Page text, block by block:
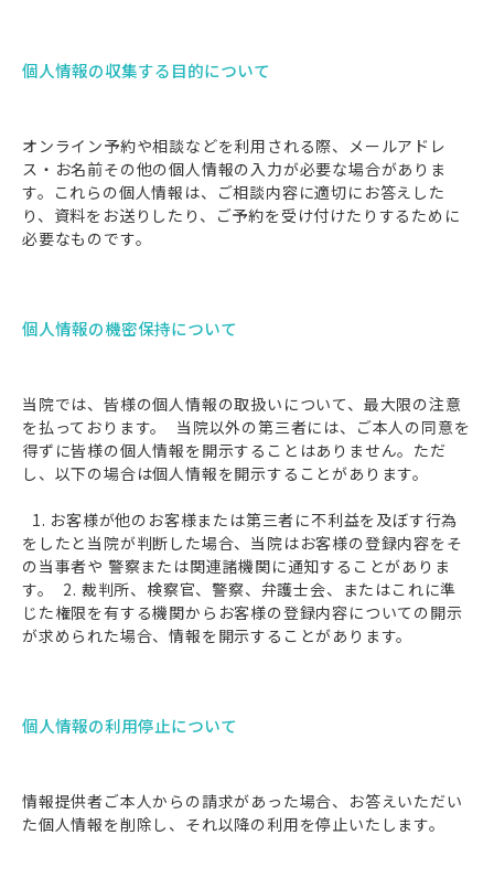
個人情報の収集する目的について
オンライン予約や相談などを利用される際、メールアドレ
ス・お名前その他の個人情報の入力が必要な場合がありま
す。これらの個人情報は、ご相談内容に適切にお答えした
り、資料をお送りしたり、ご予約を受け付けたりするために
必要なものです。
個人情報の機密保持について
当院では、皆様の個人情報の取扱いについて、最大限の注意
を払っております。 当院以外の第三者には、ご本人の同意を
得ずに皆様の個人情報を開示することはありません。ただ
し、以下の場合は個人情報を開示することがあります。
1. お客様が他のお客様または第三者に不利益を及ぼす行為
をしたと当院が判断した場合、当院はお客様の登録内容をそ
の当事者や 警察または関連諸機関に通知することがありま
す。 2. 裁判所、検察官、警察、弁護士会、またはこれに準
じた権限を有する機関からお客様の登録内容についての開示
が求められた場合、情報を開示することがあります。
個人情報の利用停止について
情報提供者ご本人からの請求があった場合、お答えいただい
た個人情報を削除し、それ以降の利用を停止いたします。